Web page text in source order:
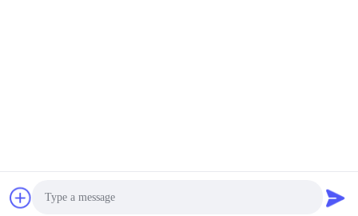
Technology Co., Ltd. . Alle rechten voorbehoudena.